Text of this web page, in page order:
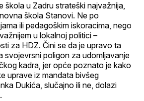
škola u Zadru strateški najvažnija,
škola Stanovi. Ne po
ili pedagoškim iskoracima, nego
u lokalnoj politici –
za HDZ. Čini se da je upravo ta
svojevrsni poligon za udomljavanje
kadra, jer opće poznato je kako
uprave iz mandata bivšeg
Dukića, slučajno ili ne, dolazi